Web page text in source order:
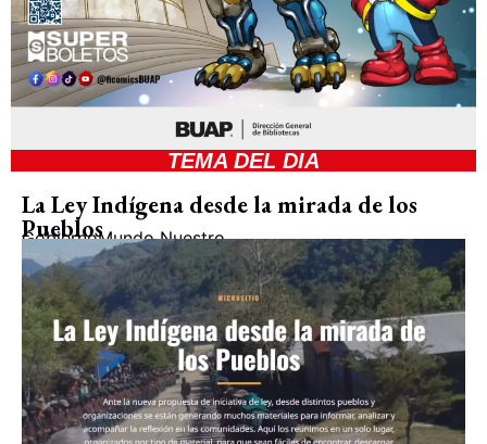
TEMA DEL DIA
La Ley Indígena desde la mirada de los
Pueblos
GobiernoMundo Nuestro